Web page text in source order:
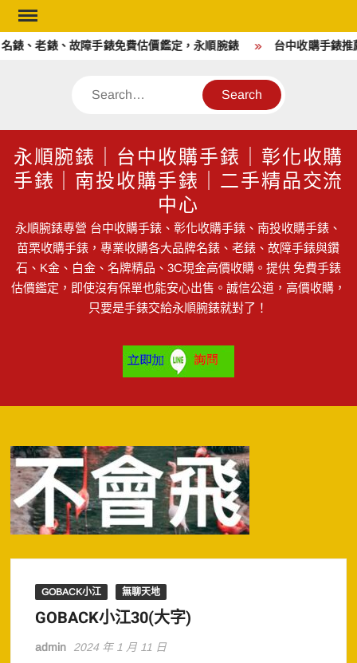
Skip
to
content
、老錶、故障手錶免費估價鑑定，永順腕錶 台中收購手錶推
Search
永順腕錶｜台中收購手錶｜彰化收購
手錶｜南投收購手錶｜二手精品交流
中心
永順腕錶專營 台中收購手錶、彰化收購手錶、南投收購手錶、
苗栗收購手錶，專業收購各大品牌名錶、老錶、故障手錶與鑽
石、K金、白金、名牌精品、3C現金高價收購。提供 免費手錶
估價鑑定，即使沒有保單也能安心出售。誠信公道，高價收購，
只要是手錶交給永順腕錶就對了！
GOBACK小江 無聊天地
GOBACK小江30(大字)
admin 2024 年 1 月 11 日